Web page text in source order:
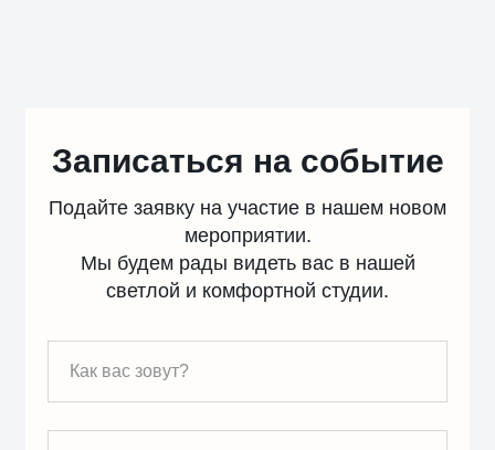
Записаться на событие
Подайте заявку на участие в нашем новом
мероприятии.
Мы будем рады видеть вас в нашей
светлой и комфортной студии.
Как вас зовут?